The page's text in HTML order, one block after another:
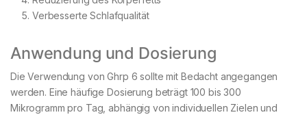
Verbesserte Schlafqualität
Anwendung und Dosierung
Die Verwendung von Ghrp 6 sollte mit Bedacht angegangen
werden. Eine häufige Dosierung beträgt 100 bis 300
Mikrogramm pro Tag, abhängig von individuellen Zielen und